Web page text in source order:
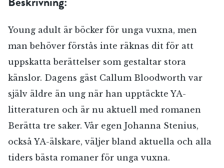
Young adult är böcker för unga vuxna, men
man behöver förstås inte räknas dit för att
uppskatta berättelser som gestaltar stora
känslor. Dagens gäst Callum Bloodworth var
själv äldre än ung när han upptäckte YA-
litteraturen och är nu aktuell med romanen
Berätta tre saker. Vår egen Johanna Stenius,
också YA-älskare, väljer bland aktuella och alla
tiders bästa romaner för unga vuxna.